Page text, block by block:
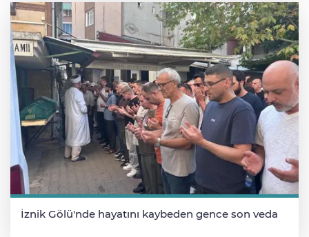
İznik Gölü'nde hayatını kaybeden gence son veda